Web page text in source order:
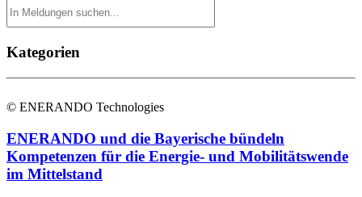
Kategorien
© ENERANDO Technologies
ENERANDO und die Bayerische bündeln
Kompetenzen für die Energie- und Mobilitätswende
im Mittelstand